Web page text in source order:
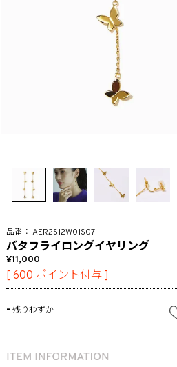
AER2S12W01S07
バタフライロングイヤリング
11,000
[ 600 ポイント付与 ]
- 残りわずか